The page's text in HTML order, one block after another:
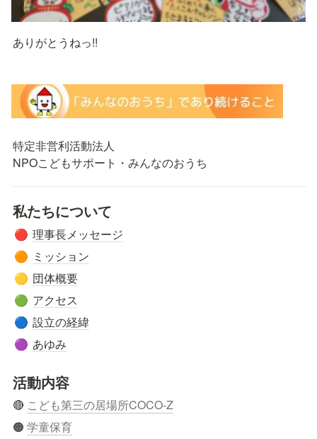
ありがとうねっ!!
特定非営利活動法人
NPOこどもサポート・みんなのおうち
私たちについて
🔴 理事長メッセージ
🟠 ミッション
🟡 団体概要
🟢 アクセス
🔵 設立の経緯
🟣 あゆみ
活動内容
🔴 こども第三の居場所COCO-Z
🟠 学童保育